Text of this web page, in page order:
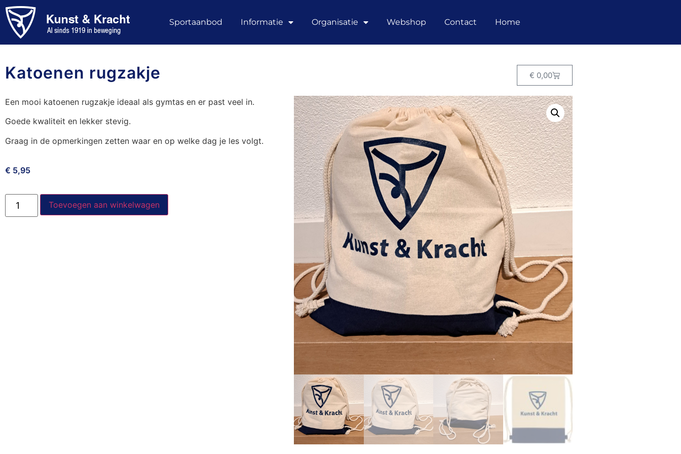
Sportaanbod Informatie Organisatie Webshop Contact Home
Katoenen rugzakje € 0,00
Een mooi katoenen rugzakje ideaal als gymtas en er past veel in.
Goede kwaliteit en lekker stevig.
Graag in de opmerkingen zetten waar en op welke dag je les volgt.
€ 5,95
Toevoegen aan winkelwagen